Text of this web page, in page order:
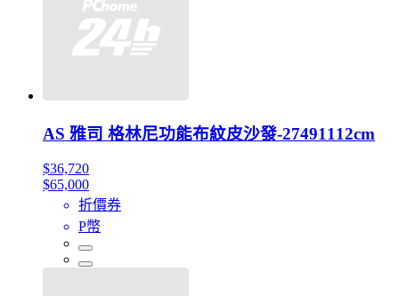
AS 雅司 格林尼功能布紋皮沙發-27491112cm
$36,720
$65,000
折價券
P幣